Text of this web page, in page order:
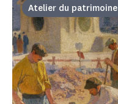
Atelier du patrimoine